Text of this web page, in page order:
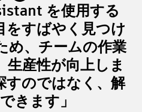
を使用する
をすばやく見つけ
め、チームの作業
生産性が向上しま
すのではなく、解
きます」